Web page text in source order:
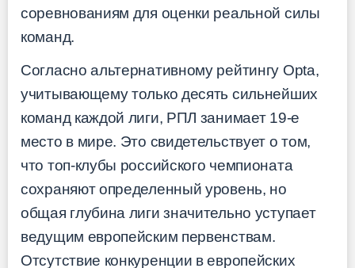
соревнованиям для оценки реальной силы
команд.
Согласно альтернативному рейтингу Opta,
учитывающему только десять сильнейших
команд каждой лиги, РПЛ занимает 19-е
место в мире. Это свидетельствует о том,
что топ-клубы российского чемпионата
сохраняют определенный уровень, но
общая глубина лиги значительно уступает
ведущим европейским первенствам.
Отсутствие конкуренции в европейских